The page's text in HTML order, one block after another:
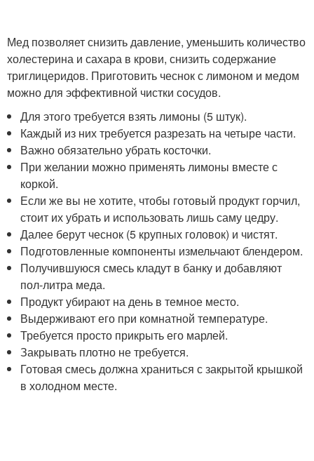
Мед позволяет снизить давление, уменьшить количество
холестерина и сахара в крови, снизить содержание
триглицеридов. Приготовить чеснок с лимоном и медом
можно для эффективной чистки сосудов.
Для этого требуется взять лимоны (5 штук).
Каждый из них требуется разрезать на четыре части.
Важно обязательно убрать косточки.
При желании можно применять лимоны вместе с
коркой.
Если же вы не хотите, чтобы готовый продукт горчил,
стоит их убрать и использовать лишь саму цедру.
Далее берут чеснок (5 крупных головок) и чистят.
Подготовленные компоненты измельчают блендером.
Получившуюся смесь кладут в банку и добавляют
пол-литра меда.
Продукт убирают на день в темное место.
Выдерживают его при комнатной температуре.
Требуется просто прикрыть его марлей.
Закрывать плотно не требуется.
Готовая смесь должна храниться с закрытой крышкой
в холодном месте.